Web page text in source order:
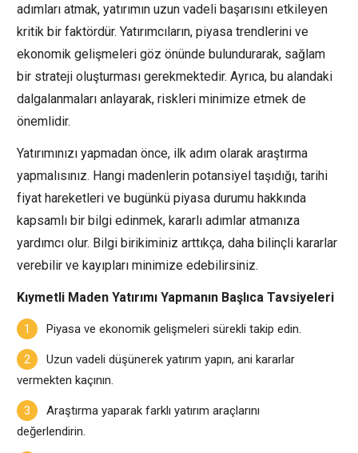
adımları atmak, yatırımın uzun vadeli başarısını etkileyen
kritik bir faktördür. Yatırımcıların, piyasa trendlerini ve
ekonomik gelişmeleri göz önünde bulundurarak, sağlam
bir strateji oluşturması gerekmektedir. Ayrıca, bu alandaki
dalgalanmaları anlayarak, riskleri minimize etmek de
önemlidir.
Yatırımınızı yapmadan önce, ilk adım olarak araştırma
yapmalısınız. Hangi madenlerin potansiyel taşıdığı, tarihi
fiyat hareketleri ve bugünkü piyasa durumu hakkında
kapsamlı bir bilgi edinmek, kararlı adımlar atmanıza
yardımcı olur. Bilgi birikiminiz arttıkça, daha bilinçli kararlar
verebilir ve kayıpları minimize edebilirsiniz.
Kıymetli Maden Yatırımı Yapmanın Başlıca Tavsiyeleri
Piyasa ve ekonomik gelişmeleri sürekli takip edin.
Uzun vadeli düşünerek yatırım yapın, ani kararlar
vermekten kaçının.
Araştırma yaparak farklı yatırım araçlarını
değerlendirin.